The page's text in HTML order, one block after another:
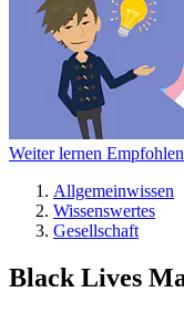
Weiter lernen
Allgemeinwissen
Wissenswertes
Gesellschaft
Black Lives